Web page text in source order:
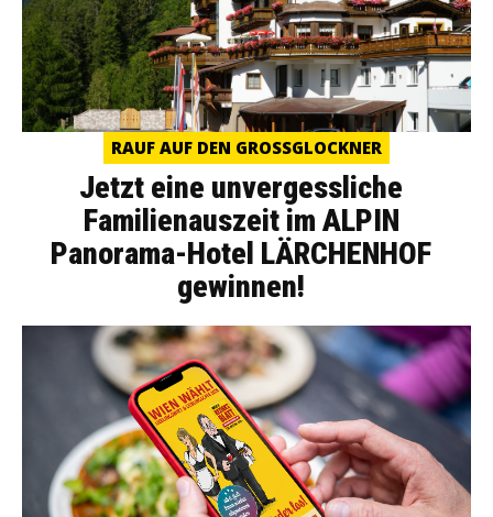
RAUF AUF DEN GROSSGLOCKNER
Jetzt eine unvergessliche
Familienauszeit im ALPIN
Panorama-Hotel LÄRCHENHOF
gewinnen!